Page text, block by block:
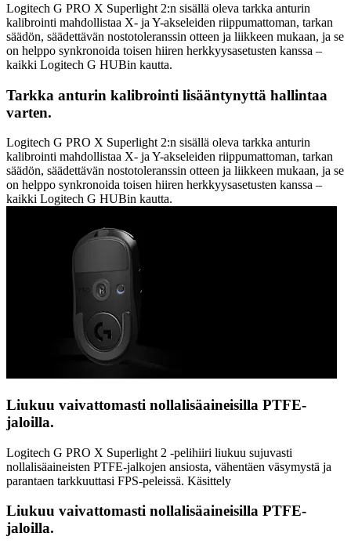
Logitech G PRO X Superlight 2:n sisällä oleva tarkka anturin
kalibrointi mahdollistaa X- ja Y-akseleiden riippumattoman, tarkan
säädön, säädettävän nostotoleranssin otteen ja liikkeen mukaan, ja se
on helppo synkronoida toisen hiiren herkkyysasetusten kanssa –
kaikki Logitech G HUBin kautta.
Tarkka anturin kalibrointi lisääntynyttä hallintaa
varten.
Logitech G PRO X Superlight 2:n sisällä oleva tarkka anturin
kalibrointi mahdollistaa X- ja Y-akseleiden riippumattoman, tarkan
säädön, säädettävän nostotoleranssin otteen ja liikkeen mukaan, ja se
on helppo synkronoida toisen hiiren herkkyysasetusten kanssa –
kaikki Logitech G HUBin kautta.
Liukuu vaivattomasti nollalisäaineisilla PTFE-
jaloilla.
Logitech G PRO X Superlight 2 -pelihiiri liukuu sujuvasti
nollalisäaineisten PTFE-jalkojen ansiosta, vähentäen väsymystä ja
parantaen tarkkuuttasi FPS-peleissä. Käsittely
Liukuu vaivattomasti nollalisäaineisilla PTFE-
jaloilla.